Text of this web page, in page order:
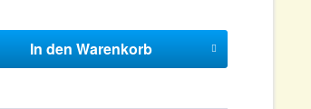
In den Warenkorb